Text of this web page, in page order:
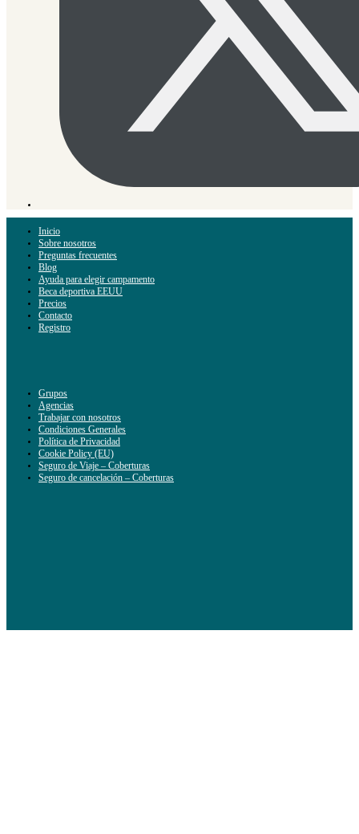
Inicio
Sobre nosotros
Preguntas frecuentes
Blog
Ayuda para elegir campamento
Beca deportiva EEUU
Precios
Contacto
Registro
Grupos
Agencias
Trabajar con nosotros
Condiciones Generales
Política de Privacidad
Cookie Policy (EU)
Seguro de Viaje – Coberturas
Seguro de cancelación – Coberturas